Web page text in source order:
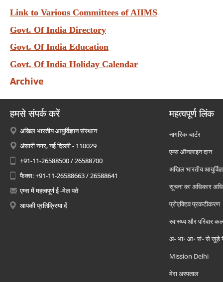
Link to Various Committees of AIIMS
Govt. Of India Directory
Govt. Of India Education
Govt. Of India Holiday Calendar
Archive
हमसे संपर्क करें
अखिल भारतीय आयुर्विज्ञान संस्थान
अंसारी नगर, नई दिल्ली - 110029
+91-11-26588500 / 26588700
फैक्स: +91-11-26588663 / 26588641
एम्स में महत्वपूर्ण ई -मेल पते
आपकी प्रतिक्रिया दें
महत्वपूर्ण लिंक
नागरिक चार्टर
एम्स ऑनलाइन दान
अखिल भारतीय
सूचना का अधिकार
प्रोएक्टिव प्रकटीकरण
स्वास्थ्य और परिवार
अ॰ भा॰ आ॰ सं॰ से जुड़े
Mission Delhi
मेरा अस्पताल